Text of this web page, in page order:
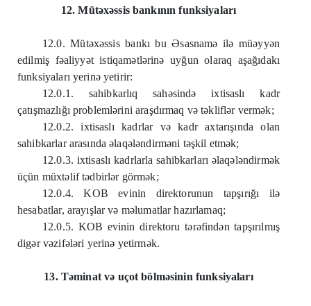
12. Mütəxəssis bankının funksiyaları
12.0. Mütəxəssis bankı bu Əsasnamə ilə müəyyən
edilmiş fəaliyyət istiqamətlərinə uyğun olaraq aşağıdakı
funksiyaları yerinə yetirir:
12.0.1. sahibkarlıq sahəsində ixtisaslı kadr
çatışmazlığı problemlərini araşdırmaq və təkliflər vermək;
12.0.2. ixtisaslı kadrlar və kadr axtarışında olan
sahibkarlar arasında əlaqələndirməni təşkil etmək;
12.0.3. ixtisaslı kadrlarla sahibkarları əlaqələndirmək
üçün müxtəlif tədbirlər görmək;
12.0.4. KOB evinin direktorunun tapşırığı ilə
hesabatlar, arayışlar və məlumatlar hazırlamaq;
12.0.5. KOB evinin direktoru tərəfindən tapşırılmış
digər vəzifələri yerinə yetirmək.
13. Təminat və uçot bölməsinin funksiyaları